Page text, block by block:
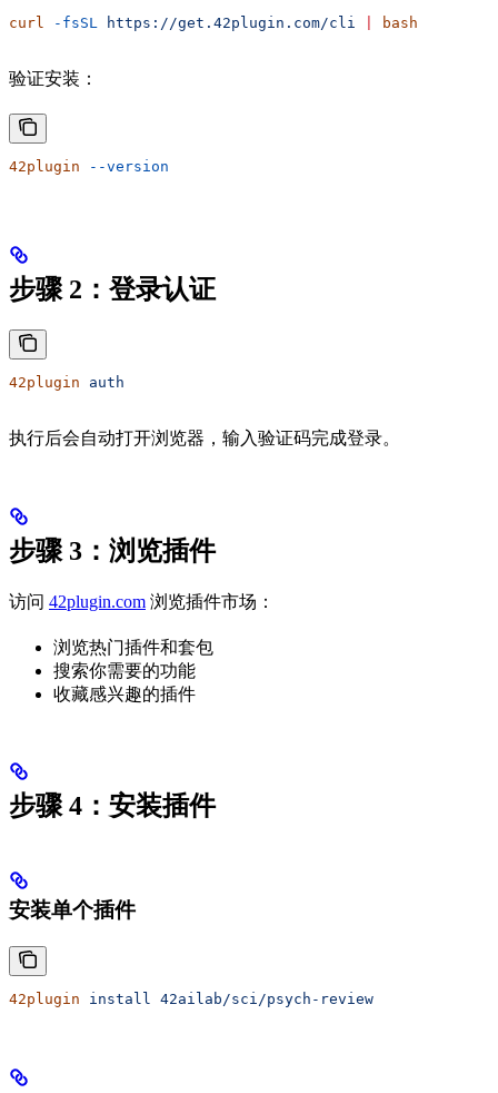
curl -fsSL https://get.42plugin.com/cli bash
验证安装：
42plugin --version
步骤 2：登录认证
42plugin auth
执行后会自动打开浏览器，输入验证码完成登录。
步骤 3：浏览插件
访问 42plugin.com 浏览插件市场：
浏览热门插件和套包
搜索你需要的功能
收藏感兴趣的插件
步骤 4：安装插件
安装单个插件
42plugin install 42ailab/sci/psych-review